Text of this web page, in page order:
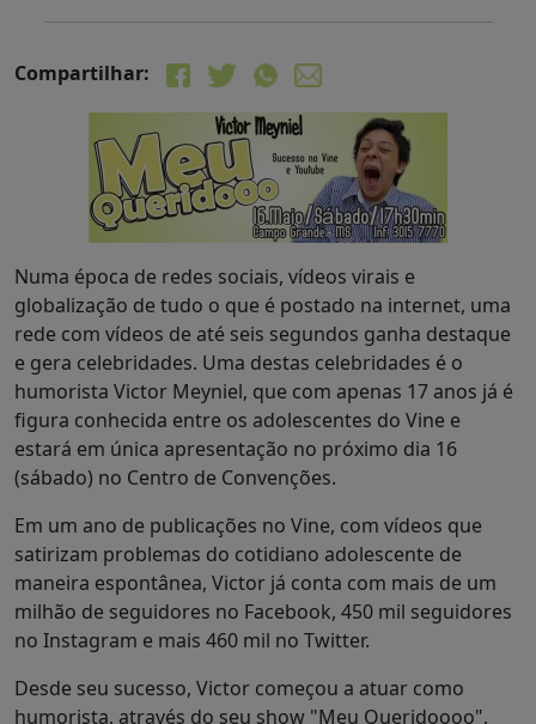
Compartilhar:
Numa época de redes sociais, vídeos virais e
globalização de tudo o que é postado na internet, uma
rede com vídeos de até seis segundos ganha destaque
e gera celebridades. Uma destas celebridades é o
humorista Victor Meyniel, que com apenas 17 anos já é
figura conhecida entre os adolescentes do Vine e
estará em única apresentação no próximo dia 16
(sábado) no Centro de Convenções.
Em um ano de publicações no Vine, com vídeos que
satirizam problemas do cotidiano adolescente de
maneira espontânea, Victor já conta com mais de um
milhão de seguidores no Facebook, 450 mil seguidores
no Instagram e mais 460 mil no Twitter.
Desde seu sucesso, Victor começou a atuar como
humorista, através do seu show "Meu Queridoooo",